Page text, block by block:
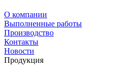
О компании
Выполненные работы
Производство
Контакты
Новости
Продукция